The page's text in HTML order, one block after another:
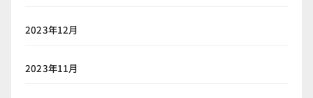
2023年12月
2023年11月